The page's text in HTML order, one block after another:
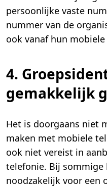
persoonlijke vaste
nummer van de
ook vanaf hun
4.
gemakkelijk
Het is doorgaans niet
maken met mobiele
ook niet vereist in
telefonie. Bij
noodzakelijk voor een